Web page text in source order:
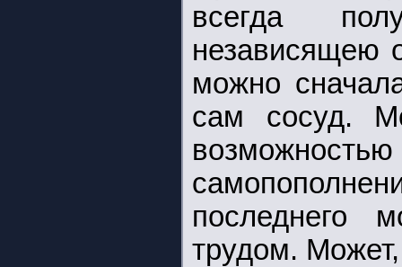
всегда
независящею
можно
сам сосуд.
последнего
трудом.